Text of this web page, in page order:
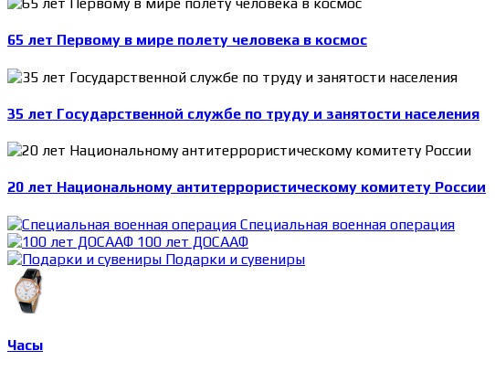
65 лет Первому в мире полету человека в космос
35 лет Государственной службе по труду и занятости населения
20 лет Национальному антитеррористическому комитету России
Специальная военная операция
100 лет ДОСААФ
Подарки и сувениры
Часы